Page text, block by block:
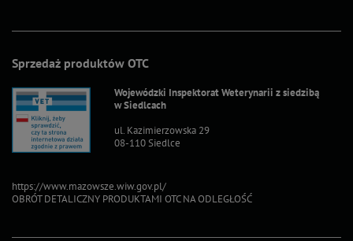
Sprzedaż produktów OTC
Wojewódzki Inspektorat Weterynarii z siedzibą
w Siedlcach
ul. Kazimierzowska 29
08-110 Siedlce
https://www.mazowsze.wiw.gov.pl/
OBRÓT DETALICZNY PRODUKTAMI OTC NA ODLEGŁOŚĆ